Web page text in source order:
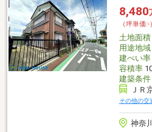
できるようになるべきだと私たちは
いちばん分かりやすいいちばんワク
へCENTURY21マイホーム創業33年の実
8,480
（坪単価:-）
土地面積
用途地域
建ぺい率
容積率
建築条件
ＪＲ
その他の交
神奈